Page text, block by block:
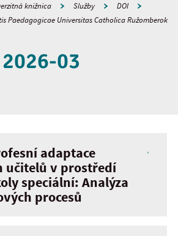
knižnica Služby
DOI
Paedagogicae Universitas Catholica Ružomberok
2026-03
adaptace
učitelů v prostředí
speciální: Analýza
procesů